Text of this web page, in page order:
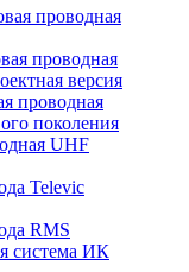
проводная
проводная
версия
проводная
поколения
UHF
Televic
RMS
система ИК